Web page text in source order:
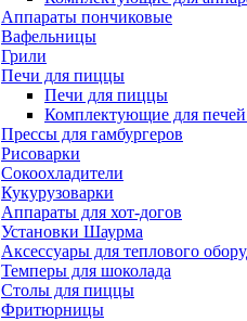
Аппараты пончиковые
Вафельницы
Грили
Печи для пиццы
Печи для пиццы
Комплектующие для
Прессы для гамбургеров
Рисоварки
Сокоохладители
Кукурузоварки
Аппараты для хот-догов
Установки Шаурма
Аксессуары для теплового
Темперы для шоколада
Столы для пиццы
Фритюрницы